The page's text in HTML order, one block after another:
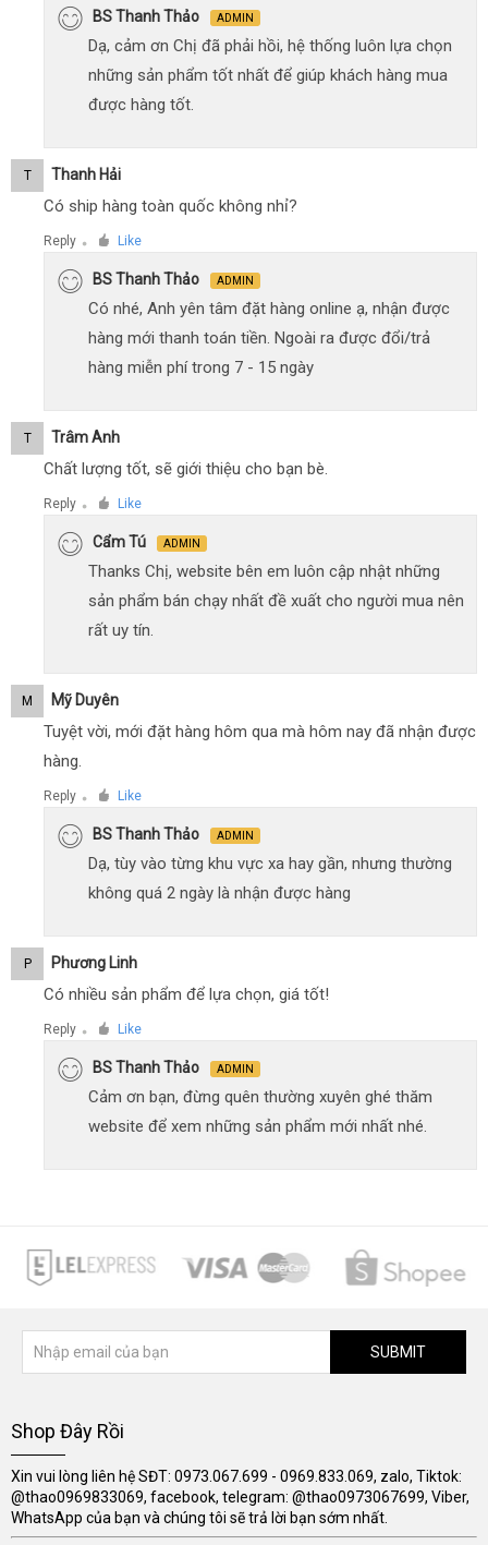
BS Thanh Thảo ADMIN
Dạ, cảm ơn Chị đã phải hồi, hệ thống luôn lựa chọn
những sản phẩm tốt nhất để giúp khách hàng mua
được hàng tốt.
T Thanh Hải
Có ship hàng toàn quốc không nhỉ?
Reply ● Like
BS Thanh Thảo ADMIN
Có nhé, Anh yên tâm đặt hàng online ạ, nhận được
hàng mới thanh toán tiền. Ngoài ra được đổi/trả
hàng miễn phí trong 7 - 15 ngày
T Trâm Anh
Chất lượng tốt, sẽ giới thiệu cho bạn bè.
Reply ● Like
Cẩm Tú ADMIN
Thanks Chị, website bên em luôn cập nhật những
sản phẩm bán chạy nhất đề xuất cho người mua nên
rất uy tín.
M Mỹ Duyên
Tuyệt vời, mới đặt hàng hôm qua mà hôm nay đã nhận được
hàng.
Reply ● Like
BS Thanh Thảo ADMIN
Dạ, tùy vào từng khu vực xa hay gần, nhưng thường
không quá 2 ngày là nhận được hàng
P Phương Linh
Có nhiều sản phẩm để lựa chọn, giá tốt!
Reply ● Like
BS Thanh Thảo ADMIN
Cảm ơn bạn, đừng quên thường xuyên ghé thăm
website để xem những sản phẩm mới nhất nhé.
SUBMIT
Shop Đây Rồi
Xin vui lòng liên hệ SĐT: 0973.067.699 - 0969.833.069, zalo, Tiktok:
@thao0969833069, facebook, telegram: @thao0973067699, Viber,
WhatsApp của bạn và chúng tôi sẽ trả lời bạn sớm nhất.